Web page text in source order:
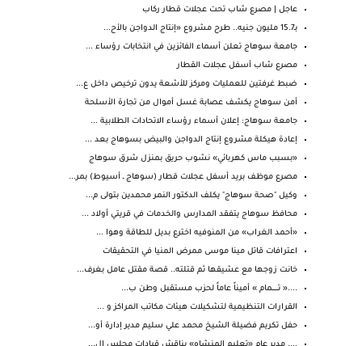
عاجل | مصرع شاب تحت عجلات قطار ركاب
بـ15.7 مليون جنيه.. طرح مشروع «إنتاج الدواجن بالأح...
جامعة سوهاج تعلن أسماء الفائزين في انتخابات رؤساء ...
مصرع شاب أسفل عجلات القطار
ضبط غرفتين للعمليات ومركز للأشعة يدون ترخيص داخل ع...
أمن سوهاج يكشف عصابة غسل أموال من تجارة الأسلحة
جامعة سوهاج: إعلان أسماء رؤساء الاتحادات الطلابية ...
إعادة هيكلة مشروع إنتاج الدواجن والبيض بسوهاج بعد ...
«بسبب ماس كهربائي» نشوب حريق بمنزل شرق سوهاج
مصرع موظف بريد أسفل عجلات قطار (سوهاج ـ أسيوط) بمر...
وكيل "صحة سوهاج" يكلف الدكتور النمر محمدين بتولى م...
محافظ سوهاج يتفقد المدارس والخدمات في قريتي أولاد ...
«أحمد الغراب» من المنوفيه اخترع بديل للطاقة وهوا ...
اعترافات قاتل مينا موسى ممرض المنيا في التحقيقات
خانت زوجها مع عشيقها ثم قتلته.. قصة مقتل عامل بغرف...
....« تـــــــمام » أميناً عاماً لحزب مستقبل وطن ب...
القرارات التنظيمية لتشكيلات هيئات مكاتب المراكز و ...
حفل تكريم فضيلة الشيخ محمد علي سليم مدير إدارة أو...